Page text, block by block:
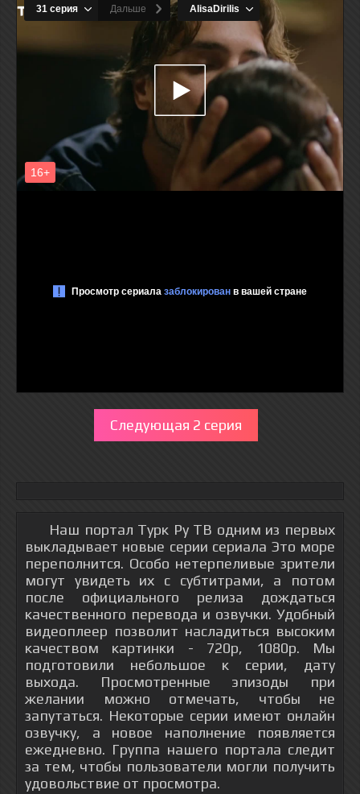
Следующая 2 серия
Наш портал Турк Ру ТВ одним из первых
выкладывает новые серии сериала Это море
переполнится. Особо нетерпеливые зрители
могут увидеть их с субтитрами, а потом
после официального релиза дождаться
качественного перевода и озвучки. Удобный
видеоплеер позволит насладиться высоким
качеством картинки - 720р, 1080p. Мы
подготовили небольшое к серии, дату
выхода. Просмотренные эпизоды при
желании можно отмечать, чтобы не
запутаться. Некоторые серии имеют онлайн
озвучку, а новое наполнение появляется
ежедневно. Группа нашего портала следит
за тем, чтобы пользователи могли получить
удовольствие от просмотра.